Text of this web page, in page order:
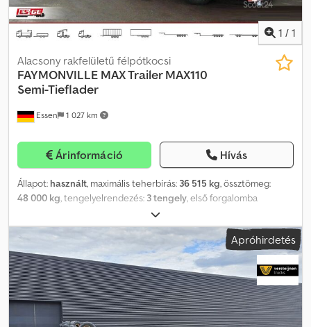
1 / 1
Essen 1 027 km
Alacsony rakfelületű félpótkocsi
FAYMONVILLE MAX Trailer MAX110
Semi-Tieflader
Árinformáció Hívás
Állapot: használt, maximális teherbírás: 36 515 kg, össztömeg:
48 000 kg , tengelyelrendezés: 3 tengely , első forgalomba
, következő vizsga (TÜV):
ABS, Részlet a felszereltségből: * „Hattyúnyak”: Előre kb. 45°-os
szögben, hátrafelé kb. 750 mm x 10°-os szögben ferde sarkokkal
ellátott „hattyúnyak”. 3 pár rögzítőgyűrű (LC 5000 daN). Kb. 30 mm
vastag keményfa burkolat. * Kihúzható raktér: Hátrafelé kb. 1000
mm x 8°-os szögben ferde kialakítású, kihúzható raktér. 5 pár kifelé
csukható rögzítőgyűrű (LC 5000 daN). 3 pár kifelé csukható
rögzítőgyűrű (LC 10 000 daN). 1 pár vízszintesen elhelyezett
Apróhirdetés